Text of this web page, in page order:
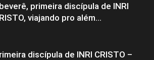
primeira discípula de INRI
viajando pro além…
discípula de INRI CRISTO –